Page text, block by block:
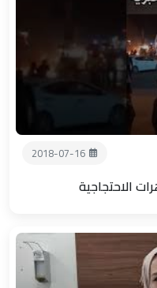
2018-07-16
الاحتجاجية